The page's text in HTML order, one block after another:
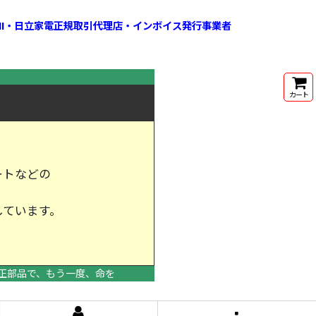
日立家電正規取引代理店・インボイス発行事業者
などの
います。
ます。
品で、もう一度、命を
カート